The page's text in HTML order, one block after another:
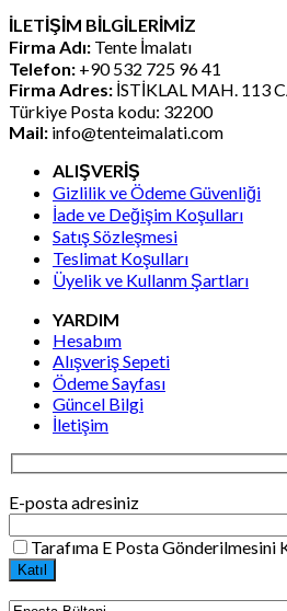
₺3.480,00.
İLETİŞİM BİLGİLERİMİZ
Firma Adı: Tente İmalatı
Telefon: +90 532 725 96 41
Firma Adres: İSTİKLAL MAH. 113
Türkiye Posta kodu: 32200
Mail: info@tenteimalati.com
ALIŞVERİŞ
Gizlilik ve Ödeme Güvenliği
İade ve Değişim Koşulları
Satış Sözleşmesi
Teslimat Koşulları
Üyelik ve Kullanm Şartları
YARDIM
Hesabım
Alışveriş Sepeti
Ödeme Sayfası
Güncel Bilgi
İletişim
E-posta adresiniz
Tarafıma E Posta Gönderilmesini